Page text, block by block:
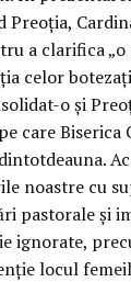
Preoția,
a clarifica
celor
o și
care Biserica
noastre cu
pastorale și
ignorate,
locul